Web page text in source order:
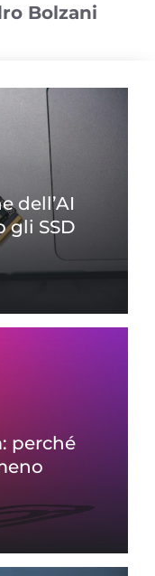
Bolzani
dell’AI
gli SSD
perché